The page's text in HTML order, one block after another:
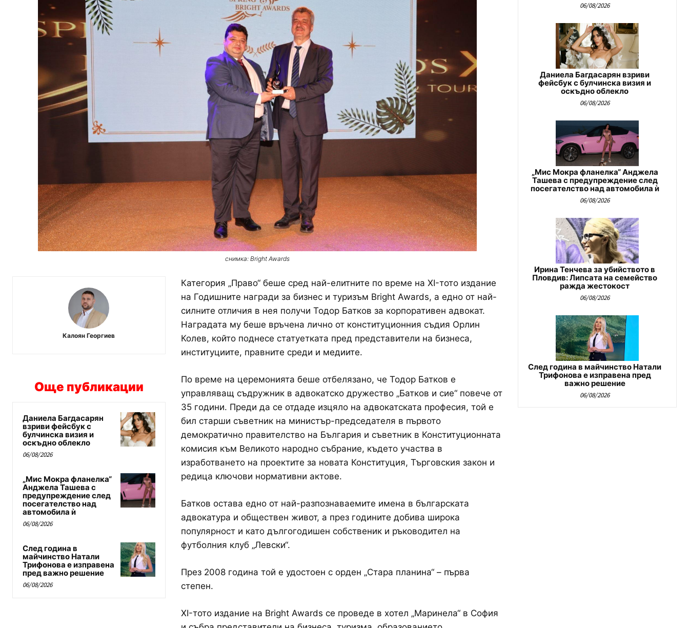
снимка: Bright Awards
Калоян Георгиев
Още публикации
Даниела Багдасарян
взриви фейсбук с
булчинска визия и
оскъдно облекло
06/08/2026
„Мис Мокра фланелка“
Анджела Ташева с
предупреждение след
посегателство над
автомобила ѝ
06/08/2026
След година в
майчинство Натали
Трифонова е изправена
пред важно решение
06/08/2026
Категория „Право“ беше сред най-елитните по време на XI-тото издание
на Годишните награди за бизнес и туризъм Bright Awards, а едно от най-
силните отличия в нея получи Тодор Батков за корпоративен адвокат.
Наградата му беше връчена лично от конституционния съдия Орлин
Колев, който поднесе статуетката пред представители на бизнеса,
институциите, правните среди и медиите.
По време на церемонията беше отбелязано, че Тодор Батков е
управляващ съдружник в адвокатско дружество „Батков и сие“ повече от
35 години. Преди да се отдаде изцяло на адвокатската професия, той е
бил старши съветник на министър-председателя в първото
демократично правителство на България и съветник в Конституционната
комисия към Великото народно събрание, където участва в
изработването на проектите за новата Конституция, Търговския закон и
редица ключови нормативни актове.
Батков остава едно от най-разпознаваемите имена в българската
адвокатура и обществен живот, а през годините добива широка
популярност и като дългогодишен собственик и ръководител на
футболния клуб „Левски“.
През 2008 година той е удостоен с орден „Стара планина“ – първа
степен.
XI-тото издание на Bright Awards се проведе в хотел „Маринела“ в София
06/08/2026
Даниела Багдасарян взриви
фейсбук с булчинска визия и
оскъдно облекло
06/08/2026
„Мис Мокра фланелка“ Анджела
Ташева с предупреждение след
посегателство над автомобила ѝ
06/08/2026
Ирина Тенчева за убийството в
Пловдив: Липсата на семейство
ражда жестокост
06/08/2026
След година в майчинство Натали
Трифонова е изправена пред
важно решение
06/08/2026